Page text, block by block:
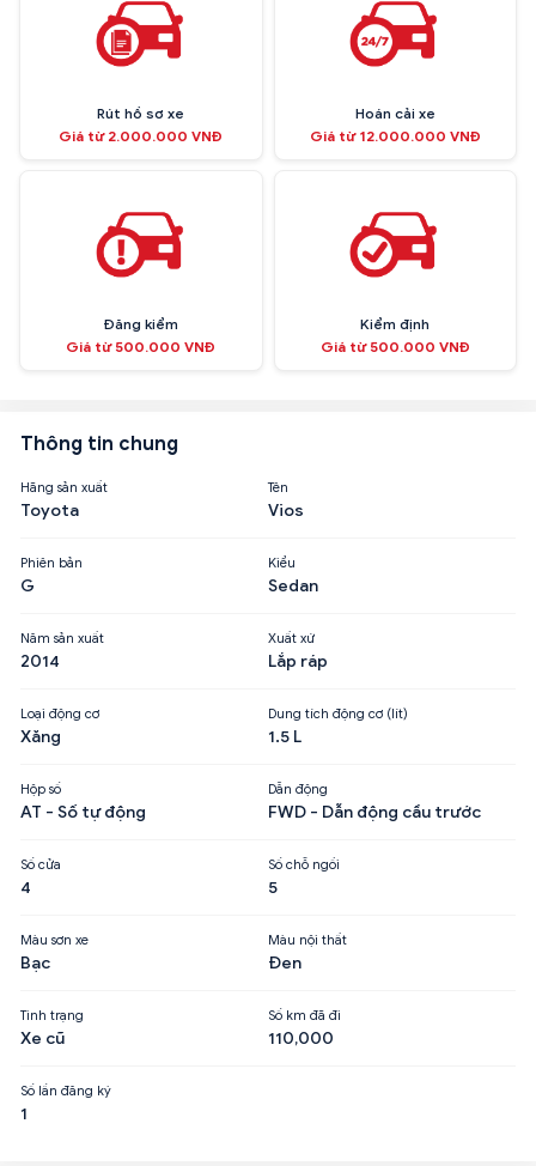
Rút hồ sơ xe
Giá từ 2.000.000 VNĐ
Hoán cải xe
Giá từ 12.000.000 VNĐ
Đăng kiểm
Giá từ 500.000 VNĐ
Kiểm định
Giá từ 500.000 VNĐ
Thông tin chung
Hãng sản xuất
Toyota
Tên
Vios
Phiên bản
G
Kiểu
Sedan
Năm sản xuất
2014
Xuất xứ
Lắp ráp
Loại động cơ
Xăng
Dung tích động cơ (lít)
1.5 L
Hộp số
AT - Số tự động
Dẫn động
FWD - Dẫn động cầu trước
Số cửa
4
Số chỗ ngồi
5
Màu sơn xe
Bạc
Màu nội thất
Đen
Tình trạng
Xe cũ
Số km đã đi
110,000
Số lần đăng ký
1